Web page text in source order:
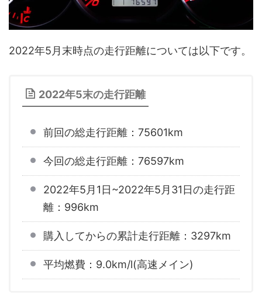
2022年5月末時点の走行距離については以下です。
2022年5末の走行距離
前回の総走行距離：75601km
今回の総走行距離：76597km
2022年5月1日~2022年5月31日の走行距
離：996km
購入してからの累計走行距離：3297km
平均燃費：9.0km/l(高速メイン)